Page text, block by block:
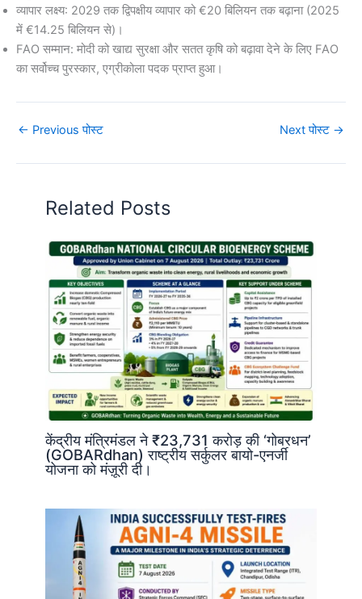
व्यापार लक्ष्य: 2029 तक द्विपक्षीय व्यापार को €20 बिलियन तक बढ़ाना (2025
में €14.25 बिलियन से)।
FAO सम्मान: मोदी को खाद्य सुरक्षा और सतत कृषि को बढ़ावा देने के लिए FAO
का सर्वोच्च पुरस्कार, एग्रीकोला पदक प्राप्त हुआ।
← Previous पोस्ट Next पोस्ट →
Related Posts
केंद्रीय मंत्रिमंडल ने ₹23,731 करोड़ की ‘गोबरधन’
(GOBARdhan) राष्ट्रीय सर्कुलर बायो-एनर्जी
योजना को मंज़ूरी दी।